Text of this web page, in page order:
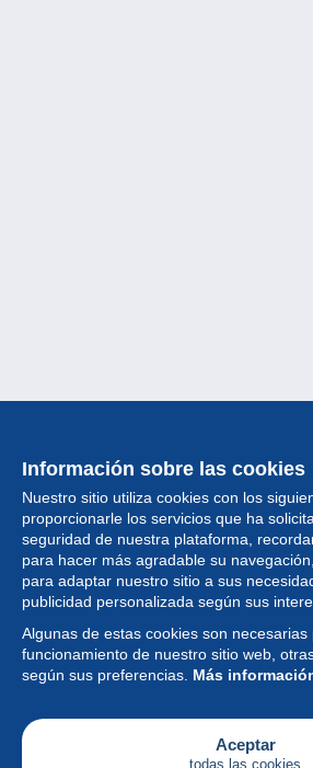
Información sobre las cookies
Nuestro sitio utiliza cookies con los
proporcionarle los servicios que ha
seguridad de nuestra plataforma,
para hacer más agradable su
para adaptar nuestro sitio a sus
publicidad personalizada según sus
Algunas de estas cookies son necesarias
funcionamiento de nuestro sitio web,
según sus preferencias. Más
Aceptar
todas las cookies
Colección
Noticias
Funcionalidad
Empresa